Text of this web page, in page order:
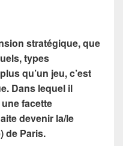
stratégique, que
types
qu’un jeu, c’est
Dans lequel il
une facette
devenir la/le
de Paris.